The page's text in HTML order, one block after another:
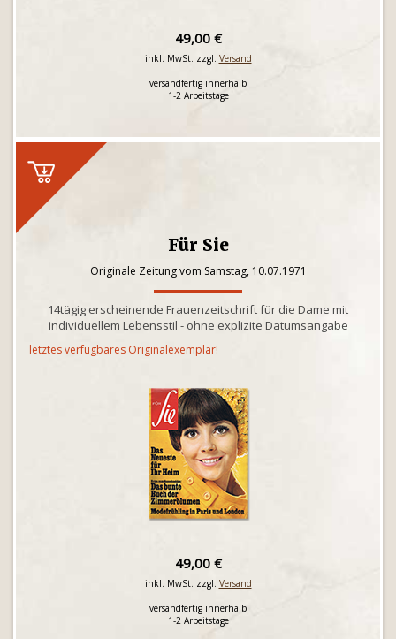
49,00 €
inkl. MwSt. zzgl. Versand
versandfertig innerhalb
1-2 Arbeitstage
Für Sie
Originale Zeitung vom Samstag, 10.07.1971
14tägig erscheinende Frauenzeitschrift für die Dame mit
individuellem Lebensstil - ohne explizite Datumsangabe
letztes verfügbares Originalexemplar!
49,00 €
inkl. MwSt. zzgl. Versand
versandfertig innerhalb
1-2 Arbeitstage